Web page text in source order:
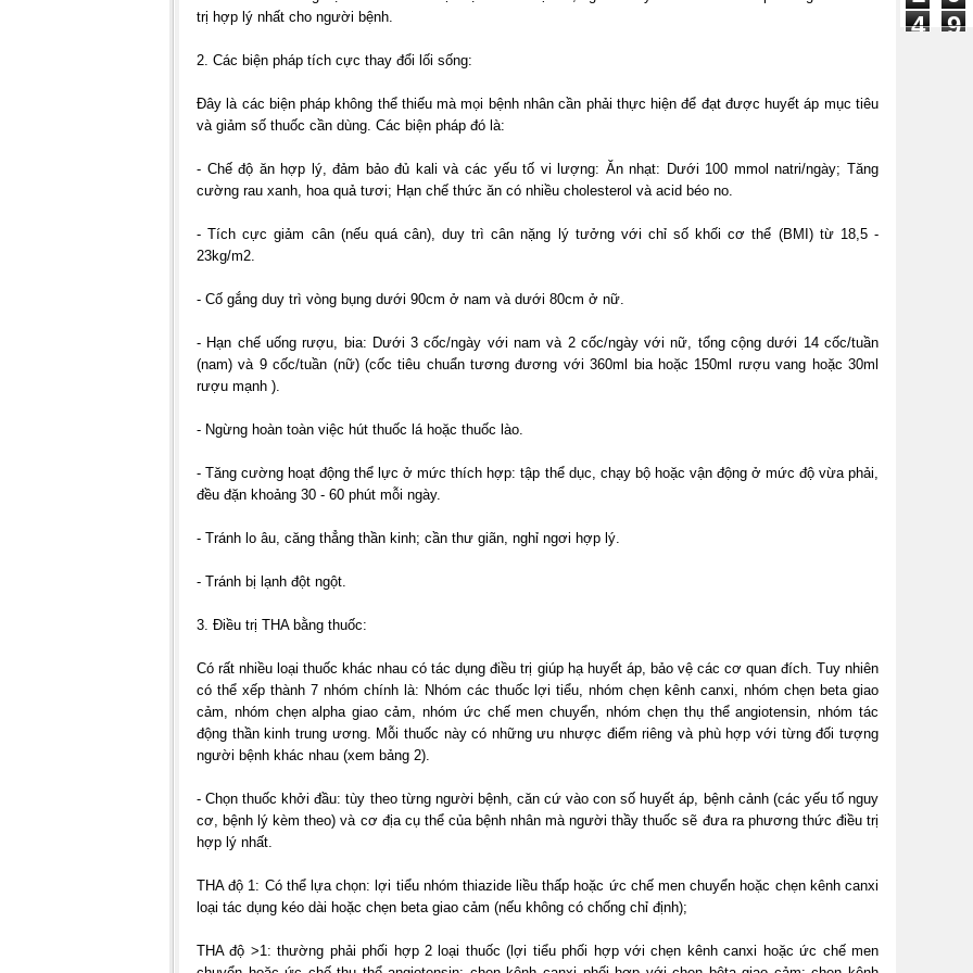
trị hợp lý nhất cho người bệnh.
2. Các biện pháp tích cực thay đổi lối sống:
Đây là các biện pháp không thể thiếu mà mọi bệnh nhân cần phải thực hiện để đạt được huyết áp mục tiêu
và giảm số thuốc cần dùng. Các biện pháp đó là:
- Chế độ ăn hợp lý, đảm bảo đủ kali và các yếu tố vi lượng: Ăn nhạt: Dưới 100 mmol natri/ngày; Tăng
cường rau xanh, hoa quả tươi; Hạn chế thức ăn có nhiều cholesterol và acid béo no.
- Tích cực giảm cân (nếu quá cân), duy trì cân nặng lý tưởng với chỉ số khối cơ thể (BMI) từ 18,5 -
23kg/m2.
- Cố gắng duy trì vòng bụng dưới 90cm ở nam và dưới 80cm ở nữ.
- Hạn chế uống rượu, bia: Dưới 3 cốc/ngày với nam và 2 cốc/ngày với nữ, tổng cộng dưới 14 cốc/tuần
(nam) và 9 cốc/tuần (nữ) (cốc tiêu chuẩn tương đương với 360ml bia hoặc 150ml rượu vang hoặc 30ml
rượu mạnh ).
- Ngừng hoàn toàn việc hút thuốc lá hoặc thuốc lào.
- Tăng cường hoạt động thể lực ở mức thích hợp: tập thể dục, chạy bộ hoặc vận động ở mức độ vừa phải,
đều đặn khoảng 30 - 60 phút mỗi ngày.
- Tránh lo âu, căng thẳng thần kinh; cần thư giãn, nghỉ ngơi hợp lý.
- Tránh bị lạnh đột ngột.
3. Điều trị THA bằng thuốc:
Có rất nhiều loại thuốc khác nhau có tác dụng điều trị giúp hạ huyết áp, bảo vệ các cơ quan đích. Tuy nhiên
có thể xếp thành 7 nhóm chính là: Nhóm các thuốc lợi tiểu, nhóm chẹn kênh canxi, nhóm chẹn beta giao
cảm, nhóm chẹn alpha giao cảm, nhóm ức chế men chuyển, nhóm chẹn thụ thể angiotensin, nhóm tác
động thần kinh trung ương. Mỗi thuốc này có những ưu nhược điểm riêng và phù hợp với từng đối tượng
người bệnh khác nhau (xem bảng 2).
- Chọn thuốc khởi đầu: tùy theo từng người bệnh, căn cứ vào con số huyết áp, bệnh cảnh (các yếu tố nguy
cơ, bệnh lý kèm theo) và cơ địa cụ thể của bệnh nhân mà người thầy thuốc sẽ đưa ra phương thức điều trị
hợp lý nhất.
THA độ 1: Có thể lựa chọn: lợi tiểu nhóm thiazide liều thấp hoặc ức chế men chuyển hoặc chẹn kênh canxi
loại tác dụng kéo dài hoặc chẹn beta giao cảm (nếu không có chống chỉ định);
THA độ >1: thường phải phối hợp 2 loại thuốc (lợi tiểu phối hợp với chẹn kênh canxi hoặc ức chế men
4
9